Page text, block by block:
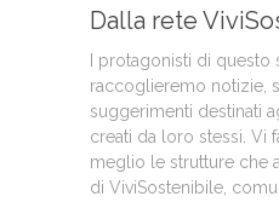
Dalla rete
I protagonisti di questo
raccoglieremo notizie,
suggerimenti destinati
creati da loro stessi. Vi
meglio le strutture che
di ViviSostenibile,